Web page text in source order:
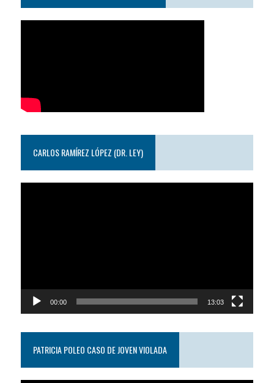
CARLOS RAMÍREZ LÓPEZ (DR. LEY)
00:00 13:03
PATRICIA POLEO CASO DE JOVEN VIOLADA